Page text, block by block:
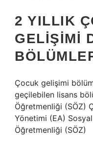
2 YILLIK
GELIŞIMI
Çocuk gelişimi
geçilebilen lisans
Öğretmenliği (SÖZ)
Yönetimi (EA)
Öğretmenliği (SÖZ)